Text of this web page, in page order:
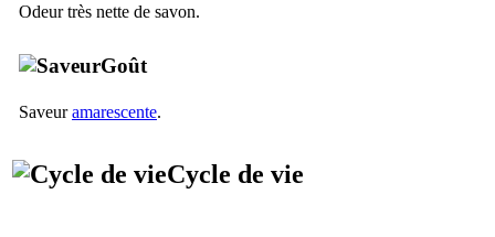
Odeur très nette de savon.
Goût
Saveuramarescente.
Cycle de vie